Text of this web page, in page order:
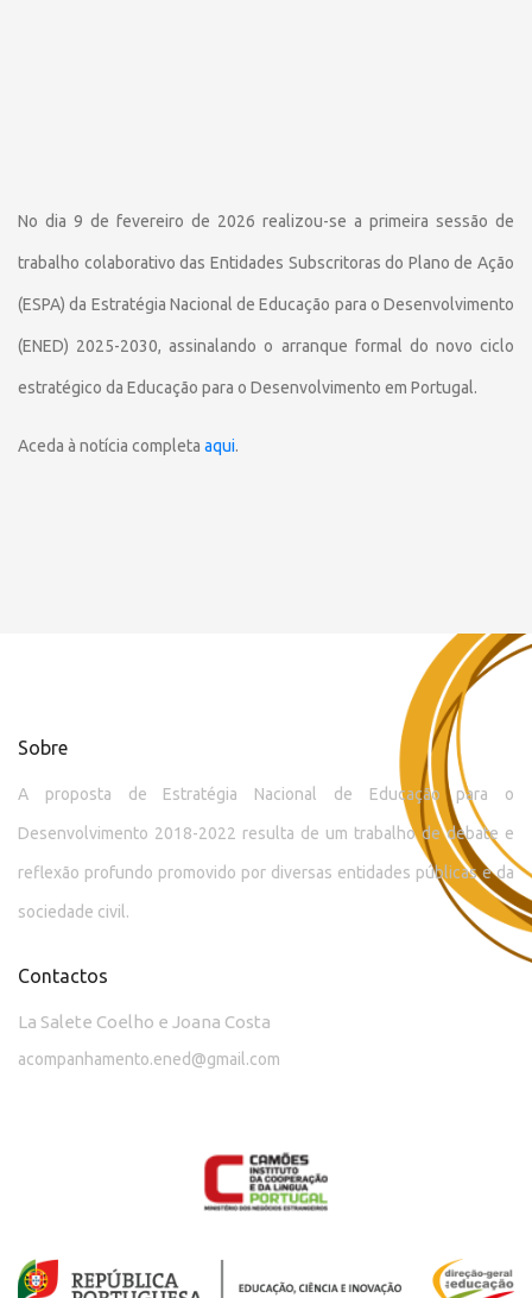
No dia 9 de fevereiro de 2026 realizou-se a primeira sessão de
trabalho colaborativo das Entidades Subscritoras do Plano de Ação
(ESPA) da Estratégia Nacional de Educação para o Desenvolvimento
(ENED) 2025-2030, assinalando o arranque formal do novo ciclo
estratégico da Educação para o Desenvolvimento em Portugal.
Aceda à notícia completa aqui.
Sobre
A proposta de Estratégia Nacional de Educação para o
Desenvolvimento 2018-2022 resulta de um trabalho de debate e
reflexão profundo promovido por diversas entidades públicas e da
sociedade civil.
Contactos
La Salete Coelho e Joana Costa
acompanhamento.ened@gmail.com